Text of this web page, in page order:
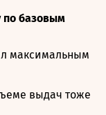
по базовым
максимальным
выдач тоже